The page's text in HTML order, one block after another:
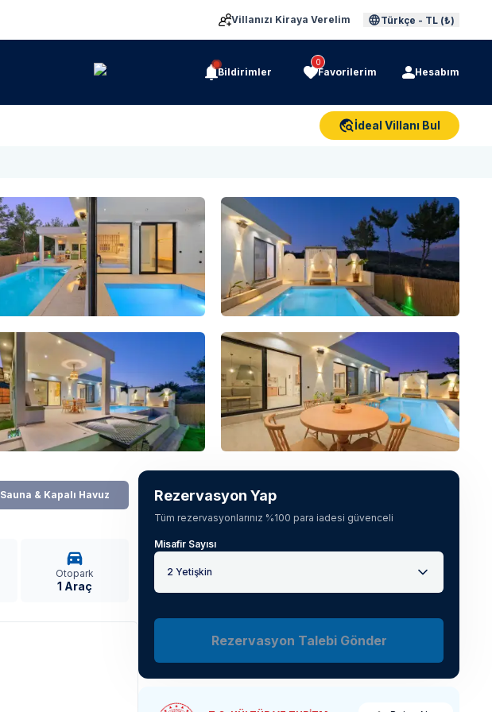
Villanızı Kiraya Verelim Türkçe - TL (₺)
Bildirimler
0
Favorilerim Hesabım
İdeal Villanı Bul
Tüm fotoğrafları gör
Sauna & Kapalı Havuz
Otopark
1 Araç
Rezervasyon Yap
Tüm rezervasyonlarınız %100 para iadesi güvenceli
Misafir Sayısı
2 Yetişkin
Rezervasyon Talebi Gönder